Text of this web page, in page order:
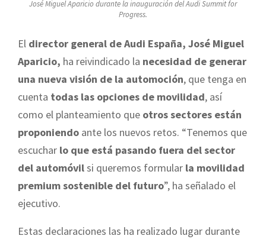
José Miguel Aparicio durante la inauguración del Audi Summit for
Progress.
El director general de Audi España, José Miguel
Aparicio, ha reivindicado la necesidad de generar
una nueva visión de la automoción, que tenga en
cuenta todas las opciones de movilidad, así
como el planteamiento que otros sectores están
proponiendo ante los nuevos retos. “Tenemos que
escuchar lo que está pasando fuera del sector
del automóvilsi queremos formular la movilidad
premium sostenible del futuro”, ha señalado el
ejecutivo.
Estas declaraciones las ha realizado lugar durante